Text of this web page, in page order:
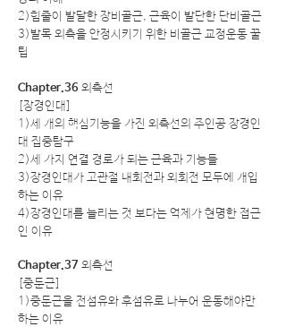
2)힘줄이 발달한 장비골근, 근육이 발단한 단비골근
3)발목 외측을 안정시키기 위한 비골근 교정운동 꿀
팁
Chapter.36 외측선
[장경인대]
1)세 개의 핵심기능을 가진 외측선의 주인공 장경인
대 집중탐구
2)세 가지 연결 경로가 되는 근육과 기능들
3)장경인대가 고관절 내회전과 외회전 모두에 개입
하는 이유
4)장경인대를 늘리는 것 보다는 억제가 현명한 접근
인 이유
Chapter.37 외측선
[중둔근]
1)중둔근을 전섬유와 후섬유로 나누어 운동해야만
하는 이유